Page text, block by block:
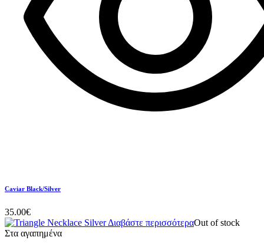
Caviar Black/Silver
35.00€
Διαβάστε περισσότεραOut of stock
Στα αγαπημένα